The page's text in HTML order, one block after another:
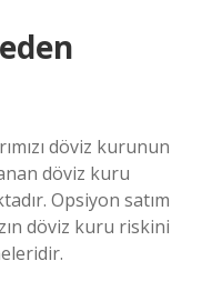
döviz kurunun
döviz kuru
Opsiyon satım
döviz kuru riskini